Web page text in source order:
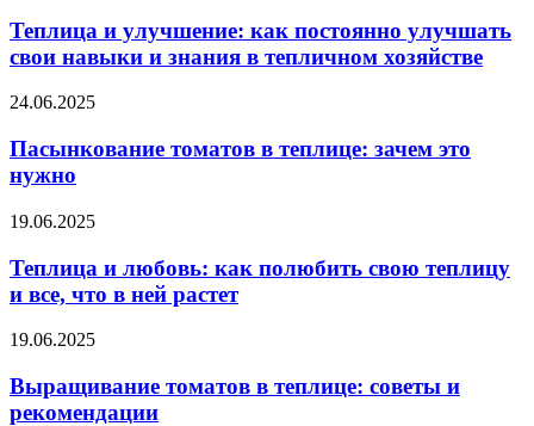
Теплица и улучшение: как постоянно улучшать
свои навыки и знания в тепличном хозяйстве
24.06.2025
Пасынкование томатов в теплице: зачем это
нужно
19.06.2025
Теплица и любовь: как полюбить свою теплицу
и все, что в ней растет
19.06.2025
Выращивание томатов в теплице: советы и
рекомендации